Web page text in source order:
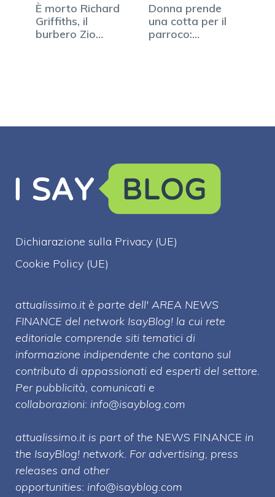
È morto Richard
Griffiths, il
burbero Zio
Donna prende
una cotta per il
parroco:
Dichiarazione sulla Privacy (UE)
Cookie Policy (UE)
attualissimo.it è parte dell' AREA NEWS
FINANCE del network IsayBlog! la cui rete
editoriale comprende siti tematici di
informazione indipendente che contano sul
contributo di appassionati ed esperti del settore.
Per pubblicità, comunicati e
collaborazioni: info@isayblog.com
attualissimo.it is part of the NEWS FINANCE in
the IsayBlog! network. For advertising, press
releases and other
opportunities: info@isayblog.com